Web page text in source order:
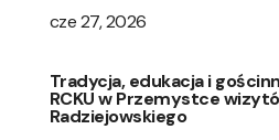
cze 27, 2026
Tradycja, edukacja i
RCKU w Przemystce
Radziejowskiego